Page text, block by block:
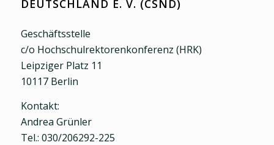
DEUTSCHLAND E. V. (CSND)
Geschäftsstelle
c/o Hochschulrektorenkonferenz (HRK)
Leipziger Platz 11
10117 Berlin
Kontakt:
Andrea Grünler
Tel.: 030/206292-225